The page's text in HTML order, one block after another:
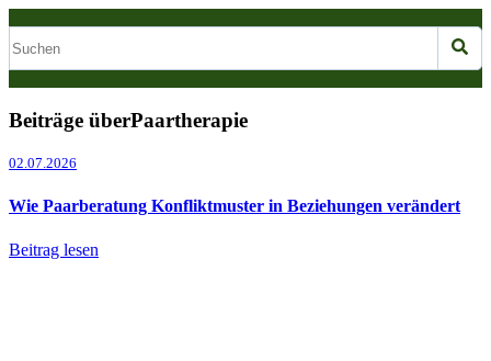
Beiträge überPaartherapie
02.07.2026
Wie Paarberatung Konfliktmuster in Beziehungen verändert
Beitrag lesen